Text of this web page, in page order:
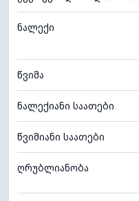
ნალექი
წვიმა
ნალექიანი საათები
წვიმიანი საათები
ღრუბლიანობა